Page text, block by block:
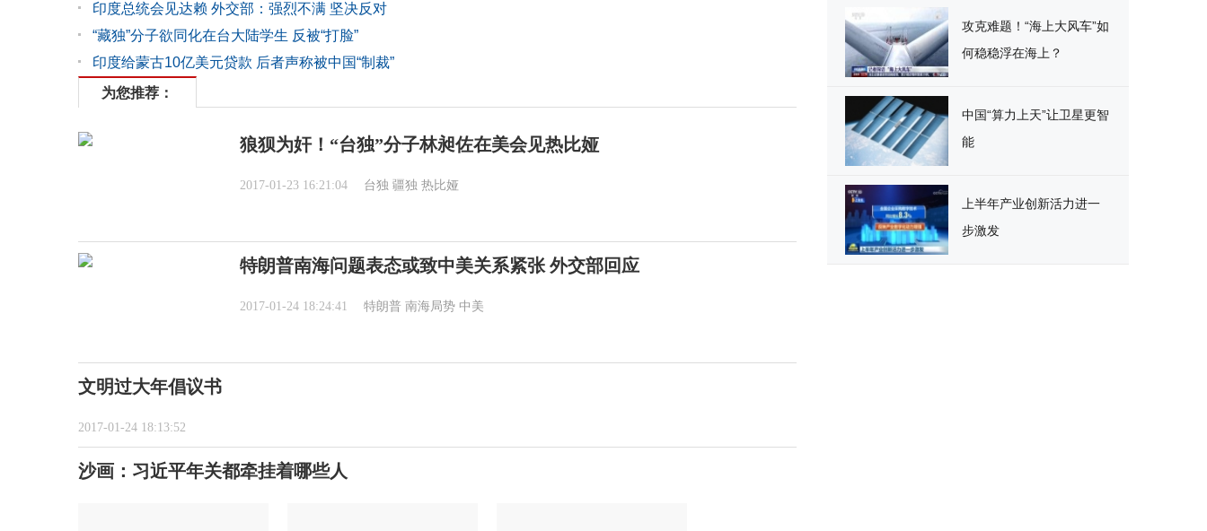
印度总统会见达赖 外交部：强烈不满 坚决反对
“藏独”分子欲同化在台大陆学生 反被“打脸”
印度给蒙古10亿美元贷款 后者声称被中国“制裁”
为您推荐：
狼狈为奸！“台独”分子林昶佐在美会见热比娅
2017-01-23 16:21:04 台独 疆独 热比娅
特朗普南海问题表态或致中美关系紧张 外交部回应
2017-01-24 18:24:41 特朗普 南海局势 中美
文明过大年倡议书
2017-01-24 18:13:52
沙画：习近平年关都牵挂着哪些人
攻克难题！“海上大风车”如
何稳稳浮在海上？
中国“算力上天”让卫星更智
能
上半年产业创新活力进一
步激发